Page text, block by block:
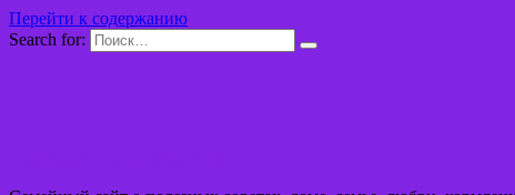
Перейти к содержанию
Search for: